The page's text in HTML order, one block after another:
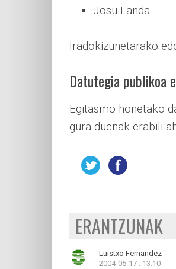
Josu Landa
Iradokizunetarako
Datutegia publikoa
Egitasmo honetako
gura duenak erabili
ERANTZUNAK
Luistxo Fernandez
2004-05-17 : 13:10